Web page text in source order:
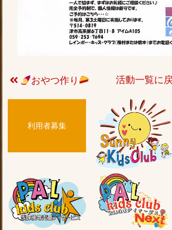
おやつ作り 活動一覧に
利用者募集